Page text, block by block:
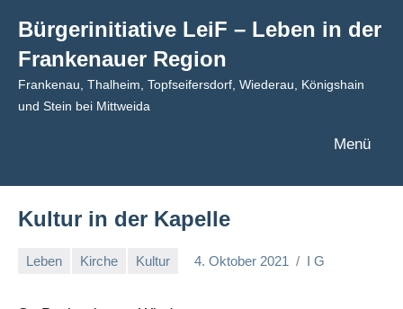
Inhalt
springen
Bürgerinitiative LeiF – Leben in der
Frankenauer Region
Frankenau, Thalheim, Topfseifersdorf, Wiederau, Königshain
und Stein bei Mittweida
Menü
Kultur in der Kapelle
Leben Kirche Kultur 4. Oktober 2021 I G